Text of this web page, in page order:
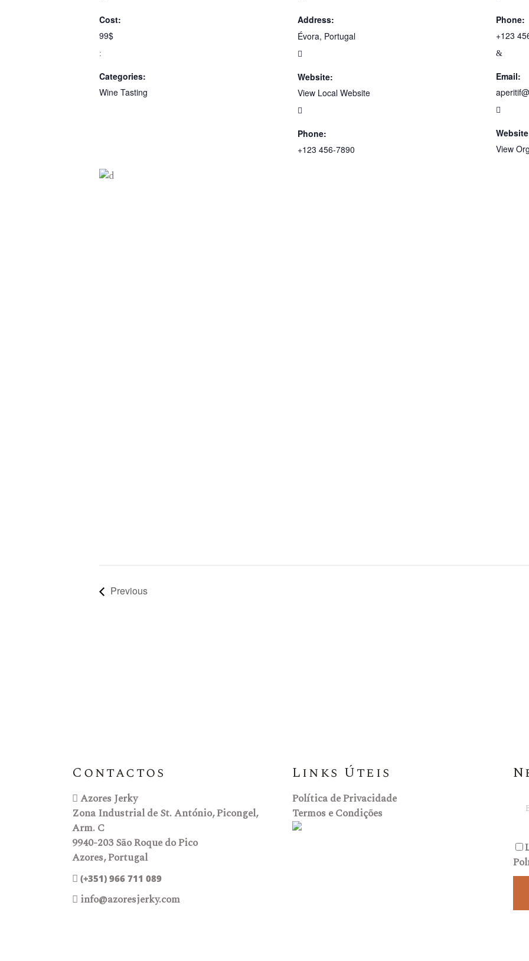
Cost:
99$
Categories:
Wine Tasting
Address:
Évora, Portugal
Website:
View Local Website
Phone:
+123 456-7890
Phone:
+123
Email:
View
Previous
Contactos
Azores Jerky
Zona Industrial de St. António, Picongel,
Arm. C
9940-203 São Roque do Pico
Azores, Portugal
(+351) 966 711 089
info@azoresjerky.com
Links Úteis
Política de Privacidade
Termos e Condições